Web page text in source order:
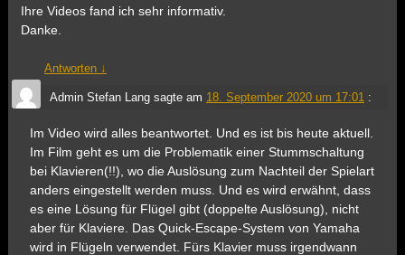
Ihre Videos fand ich sehr informativ.
Danke.
Antworten ↓
Admin Stefan Langsagte am 18. September 2020 um 17:01 :
Im Video wird alles beantwortet. Und es ist bis heute aktuell.
Im Film geht es um die Problematik einer Stummschaltung
bei Klavieren(!!), wo die Auslösung zum Nachteil der Spielart
anders eingestellt werden muss. Und es wird erwähnt, dass
es eine Lösung für Flügel gibt (doppelte Auslösung), nicht
aber für Klaviere. Das Quick-Escape-System von Yamaha
wird in Flügeln verwendet. Fürs Klavier muss irgendwann